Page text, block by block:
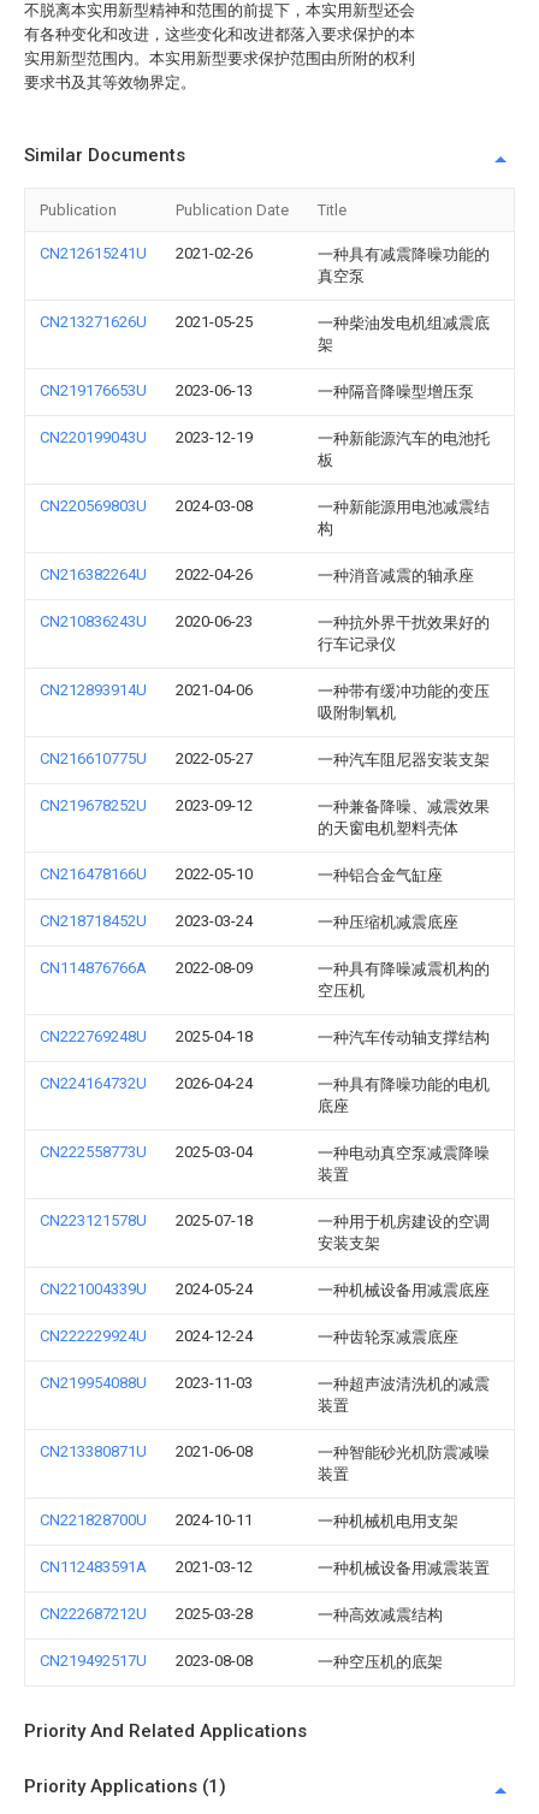
不脱离本实用新型精神和范围的前提下，本实用新型还会
有各种变化和改进，这些变化和改进都落入要求保护的本
实用新型范围内。本实用新型要求保护范围由所附的权利
要求书及其等效物界定。
Similar Documents
Publication Publication Date Title
CN212615241U 2021-02-26
一种具有减震降噪功能的
真空泵
CN213271626U 2021-05-25
一种柴油发电机组减震底
架
CN219176653U 2023-06-13 一种隔音降噪型增压泵
CN220199043U 2023-12-19
一种新能源汽车的电池托
板
CN220569803U 2024-03-08
一种新能源用电池减震结
构
CN216382264U 2022-04-26 一种消音减震的轴承座
CN210836243U 2020-06-23
一种抗外界干扰效果好的
行车记录仪
CN212893914U 2021-04-06
一种带有缓冲功能的变压
吸附制氧机
CN216610775U 2022-05-27 一种汽车阻尼器安装支架
CN219678252U 2023-09-12
一种兼备降噪、减震效果
的天窗电机塑料壳体
CN216478166U 2022-05-10 一种铝合金气缸座
CN218718452U 2023-03-24 一种压缩机减震底座
CN114876766A 2022-08-09
一种具有降噪减震机构的
空压机
CN222769248U 2025-04-18 一种汽车传动轴支撑结构
CN224164732U 2026-04-24
一种具有降噪功能的电机
底座
CN222558773U 2025-03-04
一种电动真空泵减震降噪
装置
CN223121578U 2025-07-18
一种用于机房建设的空调
安装支架
CN221004339U 2024-05-24 一种机械设备用减震底座
CN222229924U 2024-12-24 一种齿轮泵减震底座
CN219954088U 2023-11-03
一种超声波清洗机的减震
装置
CN213380871U 2021-06-08
一种智能砂光机防震减噪
装置
CN221828700U 2024-10-11 一种机械机电用支架
CN112483591A 2021-03-12 一种机械设备用减震装置
CN222687212U 2025-03-28 一种高效减震结构
CN219492517U 2023-08-08 一种空压机的底架
Priority And Related Applications
Priority Applications (1)